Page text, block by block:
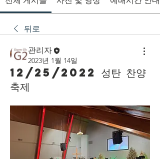
뒤로
관리자
2023년 1월 14일
12/25/2022 성탄 찬양
축제